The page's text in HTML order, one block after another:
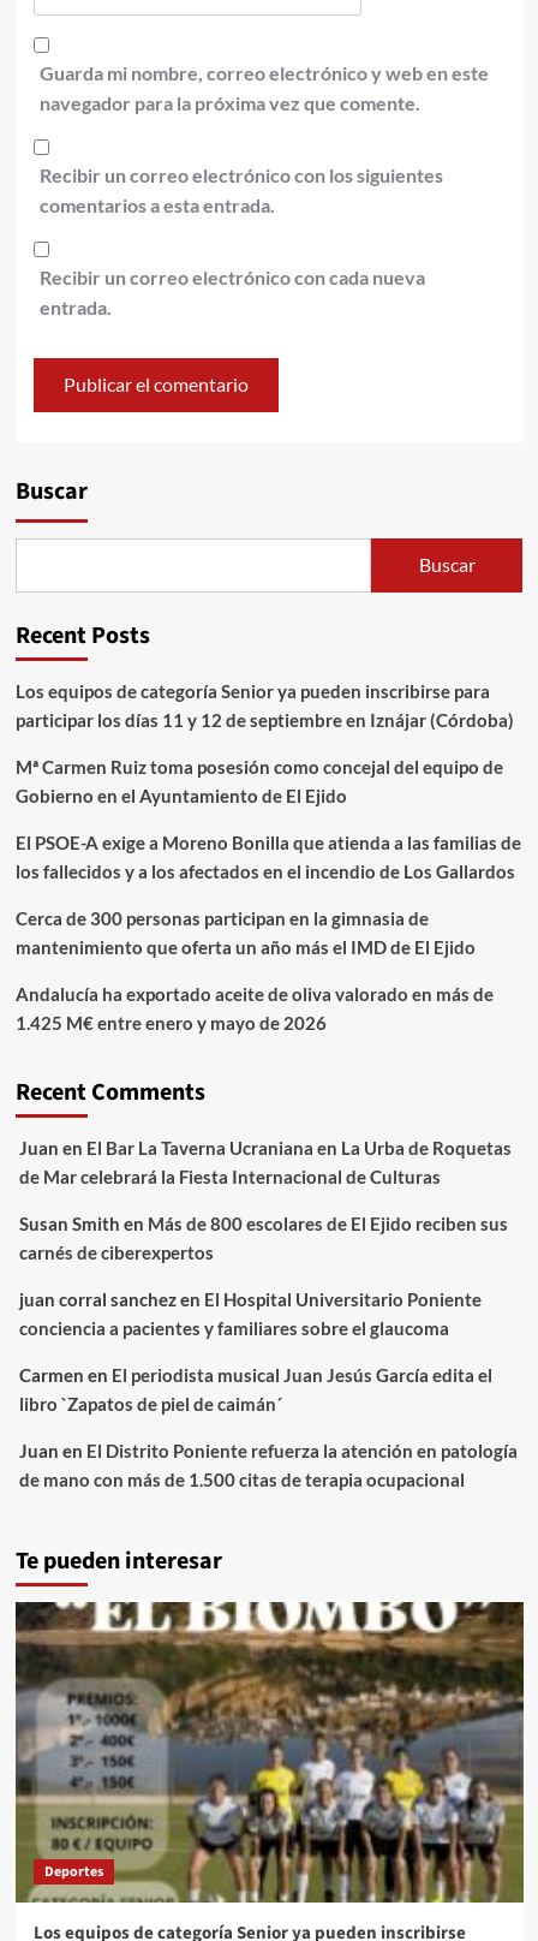
Guarda mi nombre, correo electrónico y web en este
navegador para la próxima vez que comente.
Recibir un correo electrónico con los siguientes
comentarios a esta entrada.
Recibir un correo electrónico con cada nueva
entrada.
Buscar
Buscar
Recent Posts
Los equipos de categoría Senior ya pueden inscribirse para
participar los días 11 y 12 de septiembre en Iznájar (Córdoba)
Mª Carmen Ruiz toma posesión como concejal del equipo de
Gobierno en el Ayuntamiento de El Ejido
El PSOE-A exige a Moreno Bonilla que atienda a las familias de
los fallecidos y a los afectados en el incendio de Los Gallardos
Cerca de 300 personas participan en la gimnasia de
mantenimiento que oferta un año más el IMD de El Ejido
Andalucía ha exportado aceite de oliva valorado en más de
1.425 M€ entre enero y mayo de 2026
Recent Comments
Juan en El Bar La Taverna Ucraniana en La Urba de Roquetas
de Mar celebrará la Fiesta Internacional de Culturas
Susan Smith en Más de 800 escolares de El Ejido reciben sus
carnés de ciberexpertos
juan corral sanchezen El Hospital Universitario Poniente
conciencia a pacientes y familiares sobre el glaucoma
Carmen en El periodista musical Juan Jesús García edita el
libro `Zapatos de piel de caimán´
Juan en El Distrito Poniente refuerza la atención en patología
de mano con más de 1.500 citas de terapia ocupacional
Te pueden interesar
Deportes
Los equipos de categoría Senior ya pueden inscribirse